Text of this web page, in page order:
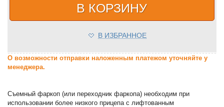
В КОРЗИНУ
В ИЗБРАННОЕ
О возможности отправки наложенным платежом уточняйте у
менеджера.
Съемный фаркоп (или переходник фаркопа) необходим при
использовании более низкого прицепа с лифтованным